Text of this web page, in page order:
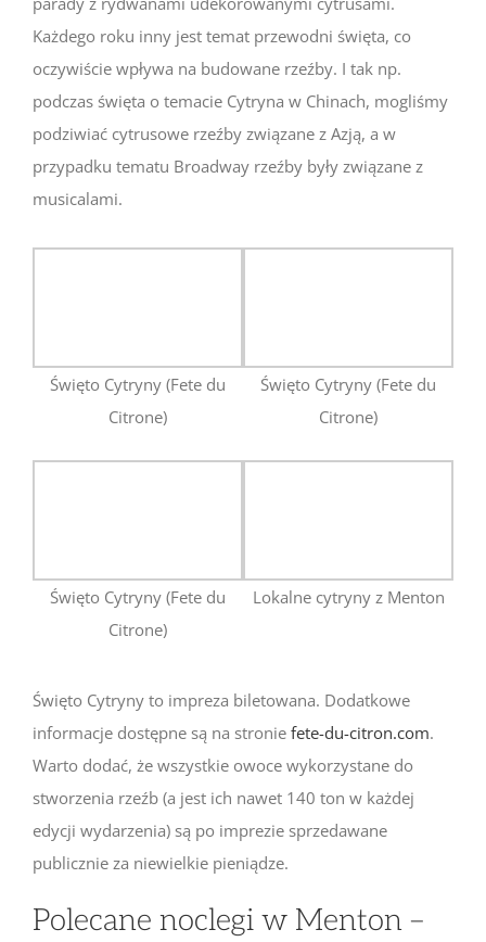
Każdego roku inny jest temat przewodni święta, co
oczywiście wpływa na budowane rzeźby. I tak np.
podczas święta o temacie Cytryna w Chinach, mogliśmy
podziwiać cytrusowe rzeźby związane z Azją, a w
przypadku tematu Broadway rzeźby były związane z
musicalami.
Święto Cytryny (Fete du
Citrone)
Święto Cytryny (Fete du
Citrone)
Święto Cytryny (Fete du
Citrone)
Lokalne cytryny z Menton
Święto Cytryny to impreza biletowana. Dodatkowe
informacje dostępne są na stronie fete-du-citron.com.
Warto dodać, że wszystkie owoce wykorzystane do
stworzenia rzeźb (a jest ich nawet 140 ton w każdej
edycji wydarzenia) są po imprezie sprzedawane
publicznie za niewielkie pieniądze.
Polecane noclegi w Menton –